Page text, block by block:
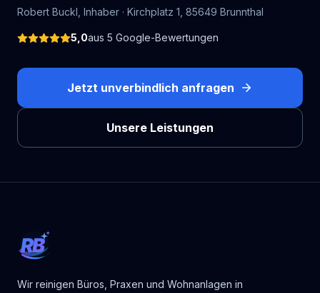
Robert Buckl , Inhaber · Kirchplatz 1 85649 Brunnthal
5,0aus 5 Google-Bewertungen
Jetzt unverbindlich anfragen
Unsere Leistungen
RB
Wir reinigen Büros, Praxen und Wohnanlagen in